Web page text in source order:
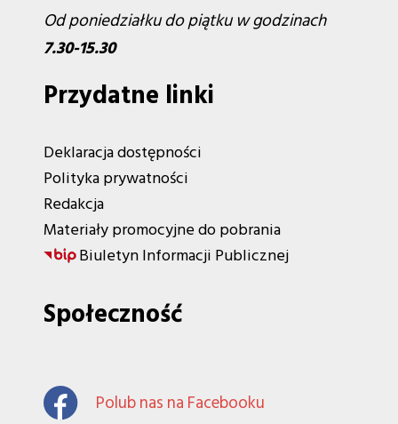
Od poniedziałku do piątku w godzinach
7.30-15.30
Przydatne linki
Deklaracja dostępności
Polityka prywatności
Redakcja
Materiały promocyjne do pobrania
Biuletyn Informacji Publicznej
Społeczność
Polub nas na Facebooku